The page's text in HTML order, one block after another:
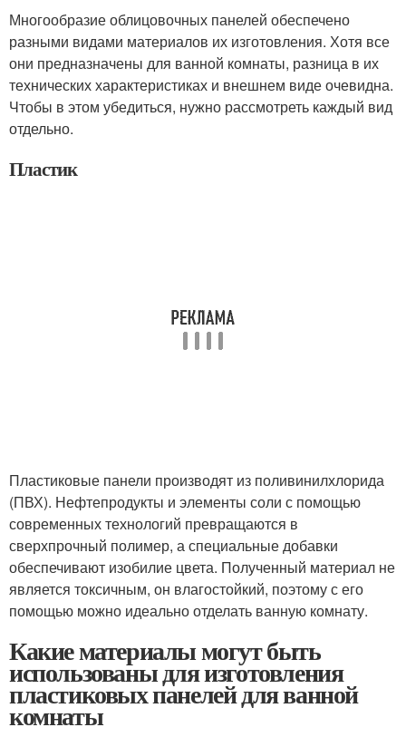
Многообразие облицовочных панелей обеспечено
разными видами материалов их изготовления. Хотя все
они предназначены для ванной комнаты, разница в их
технических характеристиках и внешнем виде очевидна.
Чтобы в этом убедиться, нужно рассмотреть каждый вид
отдельно.
Пластик
Пластиковые панели производят из поливинилхлорида
(ПВХ). Нефтепродукты и элементы соли с помощью
современных технологий превращаются в
сверхпрочный полимер, а специальные добавки
обеспечивают изобилие цвета. Полученный материал не
является токсичным, он влагостойкий, поэтому с его
помощью можно идеально отделать ванную комнату.
Какие материалы могут быть
использованы для изготовления
пластиковых панелей для ванной
комнаты